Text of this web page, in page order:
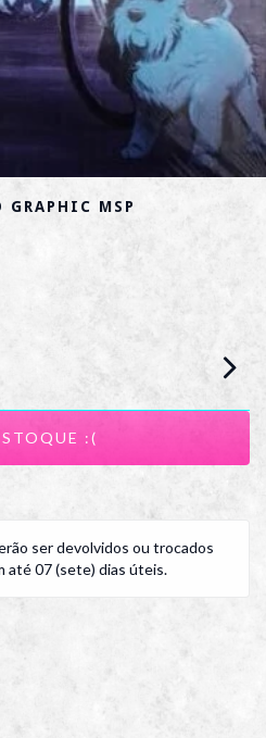
GRAPHIC MSP
ser devolvidos ou trocados
até 07 (sete) dias úteis.